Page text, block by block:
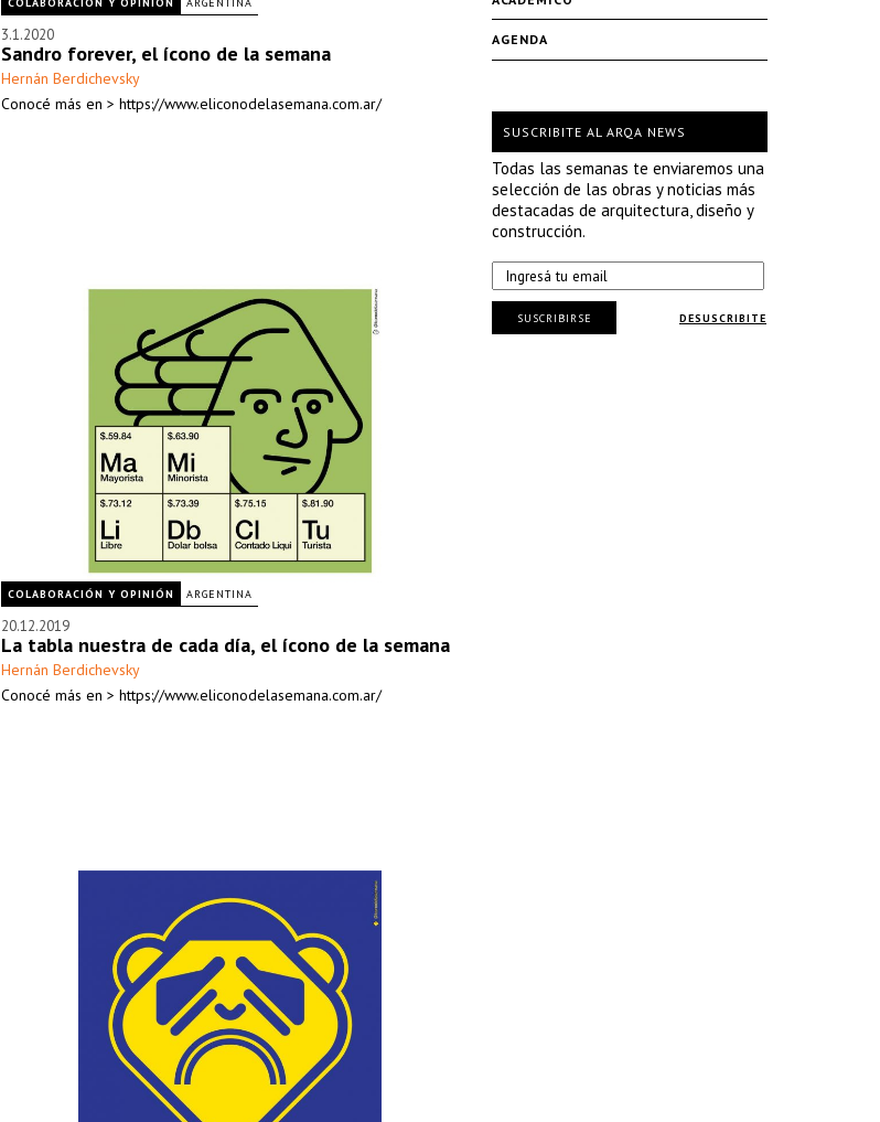
3.1.2020
Sandro forever, el ícono de la semana
Hernán Berdichevsky
Conocé más en > https://www.eliconodelasemana.com.ar/
COLABORACIÓN Y OPINIÓN ARGENTINA
20.12.2019
La tabla nuestra de cada día, el ícono de la semana
Hernán Berdichevsky
Conocé más en > https://www.eliconodelasemana.com.ar/
AGENDA
SUSCRIBITE AL ARQA NEWS
Todas las semanas te enviaremos una
selección de las obras y noticias más
destacadas de arquitectura, diseño y
construcción.
DESUSCRIBITE
SUSCRIBIRSE